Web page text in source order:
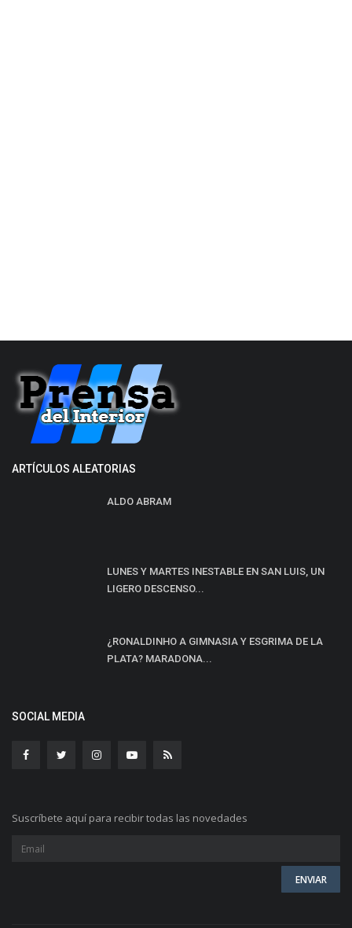
ARTÍCULOS ALEATORIAS
ALDO ABRAM
LUNES Y MARTES INESTABLE EN SAN LUIS, UN
LIGERO DESCENSO...
¿RONALDINHO A GIMNASIA Y ESGRIMA DE LA
PLATA? MARADONA...
SOCIAL MEDIA
Suscríbete aquí para recibir todas las novedades